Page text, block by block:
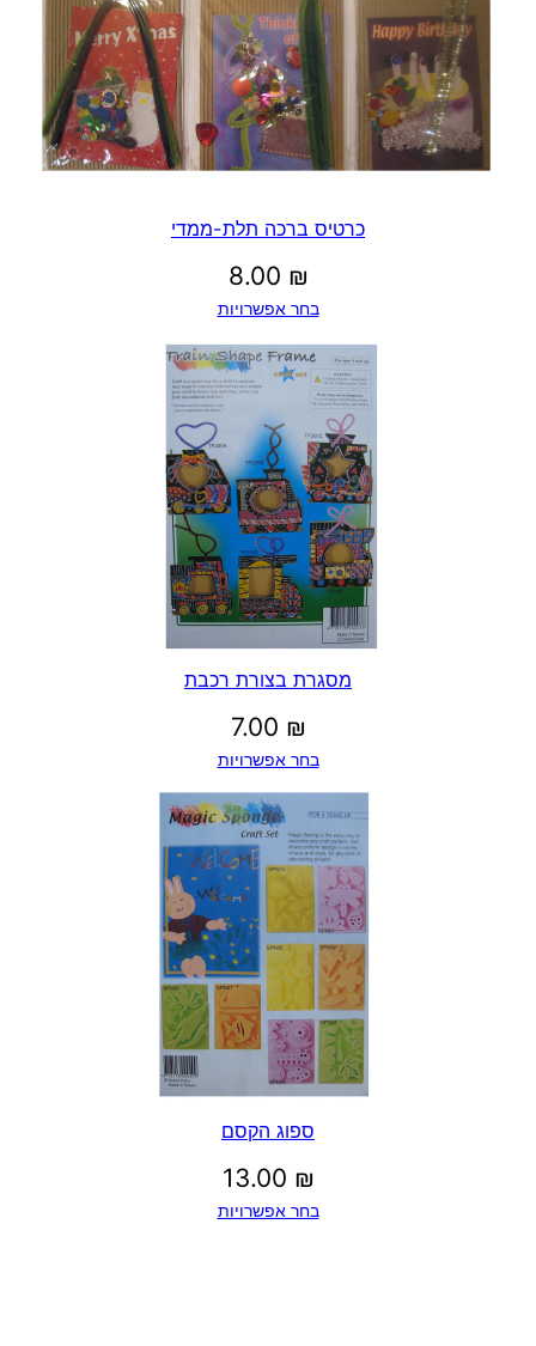
כרטיס ברכה תלת-ממדי
8.00 ₪
בחר אפשרויות
מסגרת בצורת רכבת
7.00 ₪
בחר אפשרויות
ספוג הקסם
13.00 ₪
בחר אפשרויות